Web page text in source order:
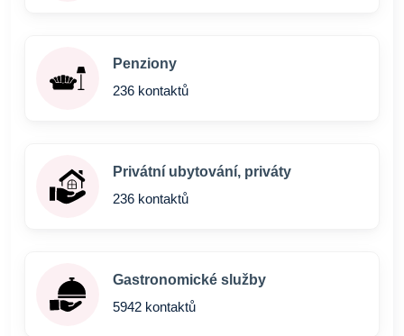
Penziony
236 kontaktů
Privátní ubytování, priváty
236 kontaktů
Gastronomické služby
5942 kontaktů